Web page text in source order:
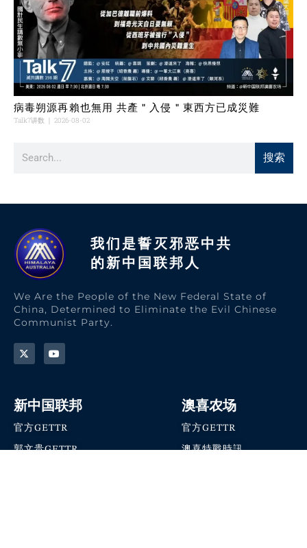
病毒朔源再賴也無用 共產＂入侵＂東西方已成災難
Talk7讲数 2026-08-02
搜索
我们是誓灭邪恶中共
的新中国联邦人​
We Are the People of the New Federal State of
China, Determined to Eliminate the Evil Chinese
Communist Party.
新中国联邦
官方GETTR
郭文贵GETTR
澳喜农场
官方GETTR
澳喜特戰時訊